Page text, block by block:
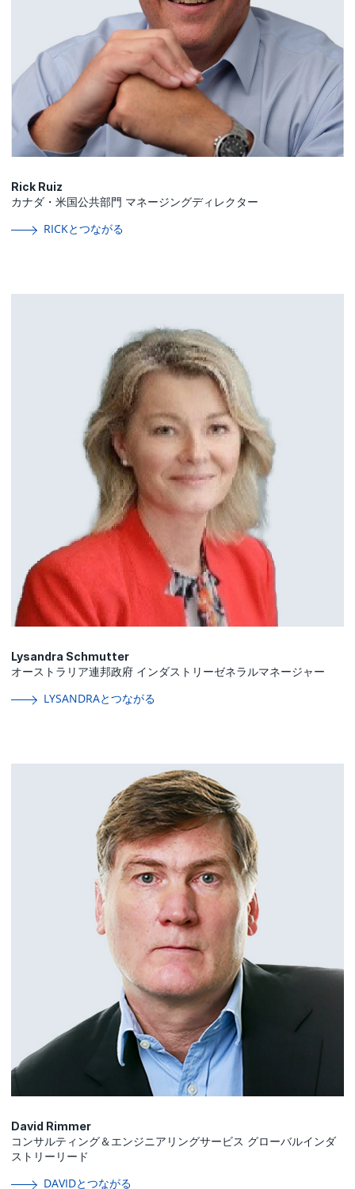
Rick Ruiz
カナダ・米国公共部門 マネージングディレクター
RICKとつながる
Lysandra Schmutter
オーストラリア連邦政府 インダストリーゼネラルマネージャー
LYSANDRAとつながる
David Rimmer
コンサルティング＆エンジニアリングサービス グローバルインダ
ストリーリード
DAVIDとつながる